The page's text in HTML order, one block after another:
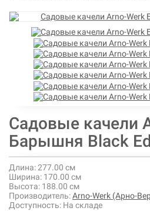
Садовые качели
Барышня Black
Длина:277.00 см
Ширина: 170.00 см
Высота: 188.00 см
Производитель:Arno-Werk (Арно-
Доступность: На складе